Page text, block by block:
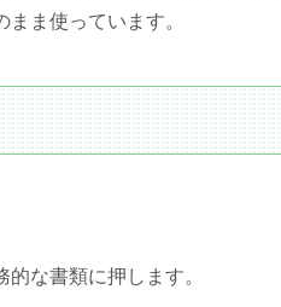
ま使っています。
な書類に押します。